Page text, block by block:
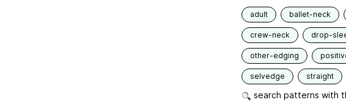
adult ballet-neck
crew-neck drop-
other-edging
selvedge straight
search patterns with